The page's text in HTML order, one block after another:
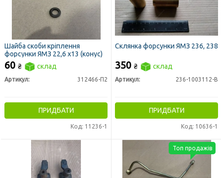
Шайба скоби кріплення
форсунки ЯМЗ 22,6 х13 (конус)
60 ₴ склад
Артикул: 312466-П2
ПРИДБАТИ
Код: 11236-1
Склянка форсунки ЯМЗ 236, 238
350 ₴ склад
Артикул: 236-1003112-В
ПРИДБАТИ
Код: 10636-1
Топ продажів